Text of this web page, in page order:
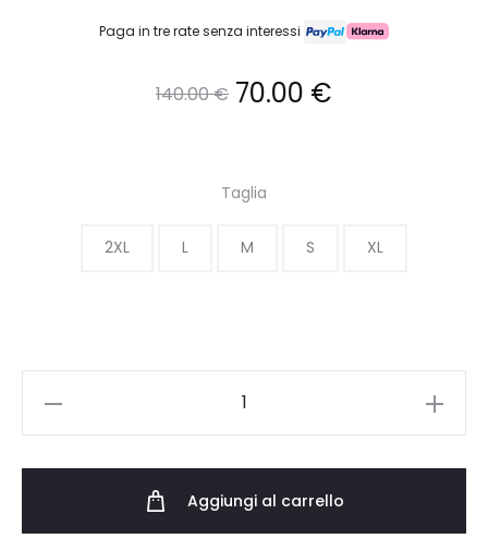
Paga in tre rate senza interessi
140.00€ Il
originale
era:
70.00 €
Taglia
2XL L M S XL
Aggiungi al carrello